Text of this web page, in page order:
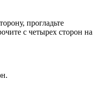
прогладьте
с четырех сторон на